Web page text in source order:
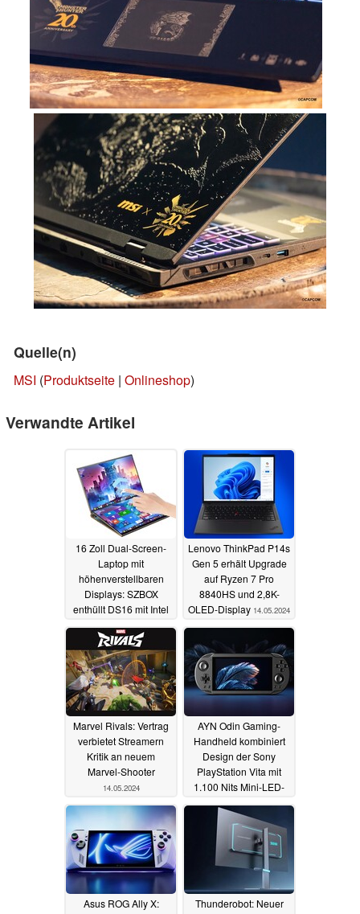
Quelle(n)
MSI (Produktseite | Onlineshop)
Verwandte Artikel
16 Zoll Dual-Screen-
Laptop mit
höhenverstellbaren
Displays: SZBOX
enthüllt DS16 mit Intel
15.05.2024
Lenovo ThinkPad P14s
Gen 5 erhält Upgrade
auf Ryzen 7 Pro
8840HS und 2,8K-
OLED-Display 14.05.2024
Marvel Rivals: Vertrag
verbietet Streamern
Kritik an neuem
Marvel-Shooter
14.05.2024
AYN Odin Gaming-
Handheld kombiniert
Design der Sony
PlayStation Vita mit
1.100 Nits Mini-LED-
14.05.2024
Asus ROG Ally X:
Thunderobot: Neuer